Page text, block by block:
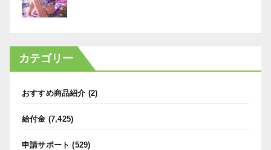
カテゴリー
おすすめ商品紹介 (2)
給付金 (7,425)
申請サポート (529)